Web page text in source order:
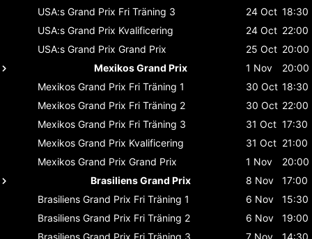
USA:s Grand Prix Fri Träning 3 24 Oct 18:30
USA:s Grand Prix Kvalificering 24 Oct 22:00
USA:s Grand Prix Grand Prix 25 Oct 20:00
Mexikos Grand Prix
1 Nov
20:00
Mexikos Grand Prix Fri Träning 1 30 Oct 18:30
Mexikos Grand Prix Fri Träning 2 30 Oct 22:00
Mexikos Grand Prix Fri Träning 3 31 Oct 17:30
Mexikos Grand Prix Kvalificering 31 Oct 21:00
Mexikos Grand Prix Grand Prix 1 Nov
20:00
Brasiliens Grand Prix
8 Nov
17:00
Brasiliens Grand Prix Fri Träning 1 6 Nov
15:30
Brasiliens Grand Prix Fri Träning 2 6 Nov
19:00
Brasiliens Grand Prix Fri Träning 3 7 Nov
14:30